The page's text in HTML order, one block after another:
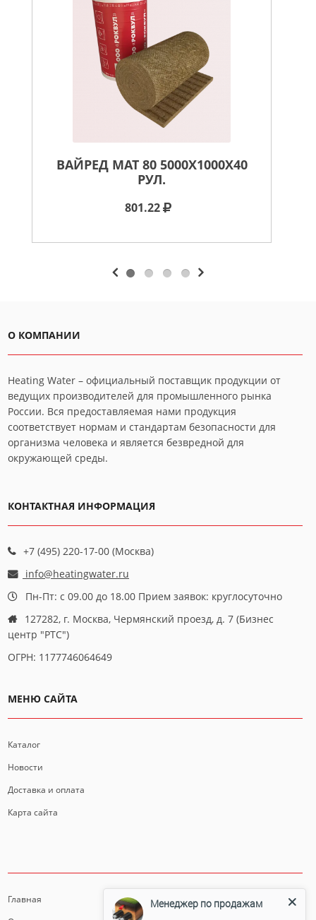
ВАЙРЕД МАТ 80 5000X1000X40
РУЛ.
801.22
О КОМПАНИИ
Heating Water – официальный поставщик продукции от
ведущих производителей для промышленного рынка
России. Вся предоставляемая нами продукция
соответствует нормам и стандартам безопасности для
организма человека и является безвредной для
окружающей среды.
КОНТАКТНАЯ ИНФОРМАЦИЯ
+7 (495) 220-17-00 (Москва)
info@heatingwater.ru
Пн-Пт: с 09.00 до 18.00 Прием заявок: круглосуточно
127282, г. Москва, Чермянский проезд, д. 7 (Бизнес
центр "РТС")
ОГРН: 1177746064649
МЕНЮ САЙТА
Каталог
Новости
Доставка и оплата
Карта сайта
Главная
Менеджер по продажам